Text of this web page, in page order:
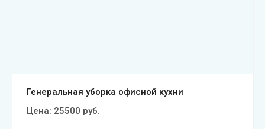
Генеральная уборка офисной кухни
Цена: 25500 руб.